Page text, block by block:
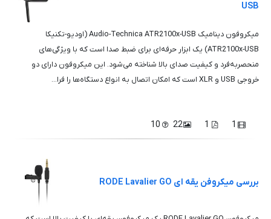
USB
میکروفون دینامیک Audio-Technica ATR2100x-USB (اودیو-تکنیکا
ATR2100x-USB) یک ابزار حرفه‌ای برای ضبط صدا است که با ویژگی‌های
منحصربه‌فرد و کیفیت صدای بالا شناخته می‌شود. این میکروفون دارای دو
خروجی USB و XLR است که امکان اتصال به انواع دستگاه‌ها را فرا...
1
1
22
10
بررسی میکروفن یقه ای RODE Lavalier GO